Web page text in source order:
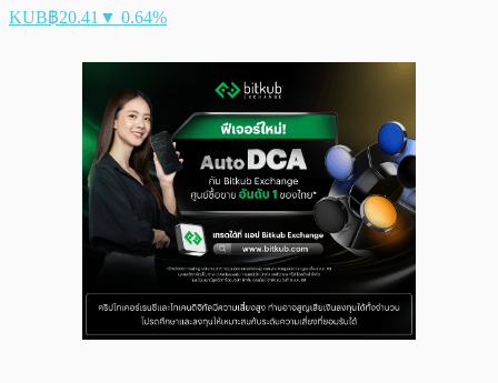
KUB฿20.41 ▼ 0.64%